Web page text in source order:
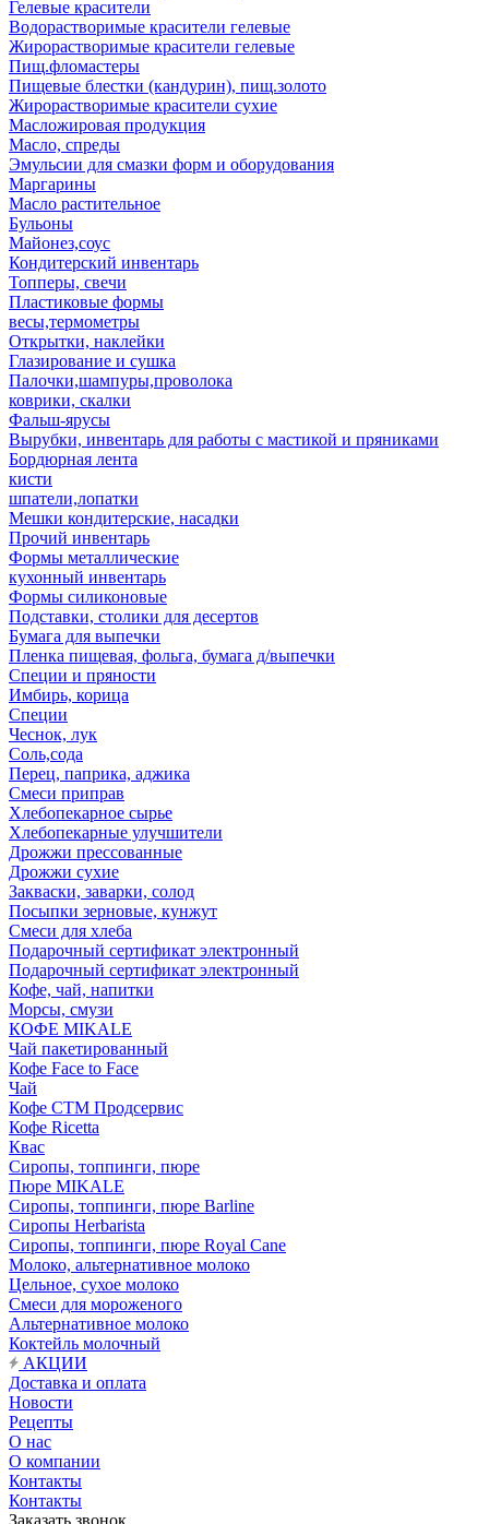
Гелевые красители
Водорастворимые красители гелевые
Жирорастворимые красители гелевые
Пищ.фломастеры
Пищевые блестки (кандурин), пищ.золото
Жирорастворимые красители сухие
Масложировая продукция
Масло, спреды
Эмульсии для смазки форм и оборудования
Маргарины
Масло растительное
Бульоны
Майонез,соус
Кондитерский инвентарь
Топперы, свечи
Пластиковые формы
весы,термометры
Открытки, наклейки
Глазирование и сушка
Палочки,шампуры,проволока
коврики, скалки
Фальш-ярусы
Вырубки, инвентарь для работы с мастикой и пряниками
Бордюрная лента
кисти
шпатели,лопатки
Мешки кондитерские, насадки
Прочий инвентарь
Формы металлические
кухонный инвентарь
Формы силиконовые
Подставки, столики для десертов
Бумага для выпечки
Пленка пищевая, фольга, бумага д/выпечки
Специи и пряности
Имбирь, корица
Специи
Чеснок, лук
Соль,сода
Перец, паприка, аджика
Смеси приправ
Хлебопекарное сырье
Хлебопекарные улучшители
Дрожжи прессованные
Дрожжи сухие
Закваски, заварки, солод
Посыпки зерновые, кунжут
Смеси для хлеба
Подарочный сертификат электронный
Подарочный сертификат электронный
Кофе, чай, напитки
Морсы, смузи
КОФЕ MIKALE
Чай пакетированный
Кофе Face to Face
Чай
Кофе СТМ Продсервис
Кофе Ricetta
Квас
Сиропы, топпинги, пюре
Пюре MIKALE
Сиропы, топпинги, пюре Barline
Сиропы Herbarista
Сиропы, топпинги, пюре Royal Cane
Молоко, альтернативное молоко
Цельное, сухое молоко
Смеси для мороженого
Альтернативное молоко
Коктейль молочный
АКЦИИ
Доставка и оплата
Новости
Рецепты
О нас
О компании
Контакты
Контакты
Заказать звонок